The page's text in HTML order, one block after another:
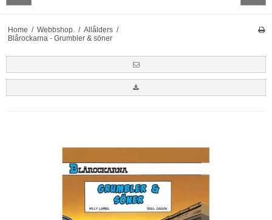
Home / Webbshop. / Allålders /
Blårockarna - Grumbler & söner